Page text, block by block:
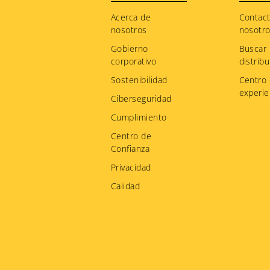
menu
Acerca de
nosotros
Gobierno
corporativo
Sostenibilidad
Ciberseguridad
Cumplimiento
Centro de
Confianza
Privacidad
Calidad
Buscar
Centro